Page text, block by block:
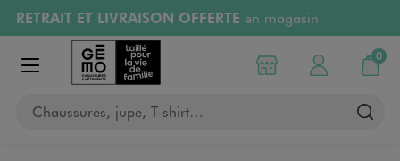
Aller au contenu principal
Aller à la navigation
RETRAIT ET LIVRAISON OFFERTE en magasin
Retours OFFERTSpendant 30 jours
PAYEZ EN 3x SANS FRAIS
RÉSERVATION GRATUITE
Afficher le menu
Chaussures, jupe, T-shirt…
Choisir mon magasin
Mon compte
0
Mon